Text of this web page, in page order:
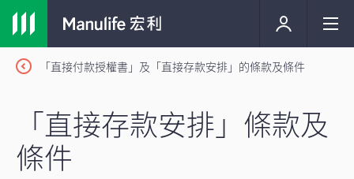
「直接付款授權書」及「直接存款安排」的條款及條件
「直接存款安排」條款及
條件